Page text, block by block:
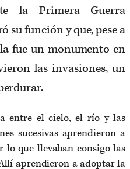
la Primera Guerra
su función y que, pese a
fue un monumento en
las invasiones, un
entre el cielo, el río y las
sucesivas aprendieron a
lo que llevaban consigo las
aprendieron a adoptar la